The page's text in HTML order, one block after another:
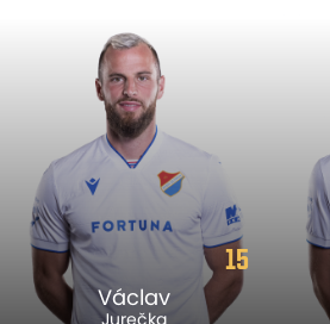
15
Václav